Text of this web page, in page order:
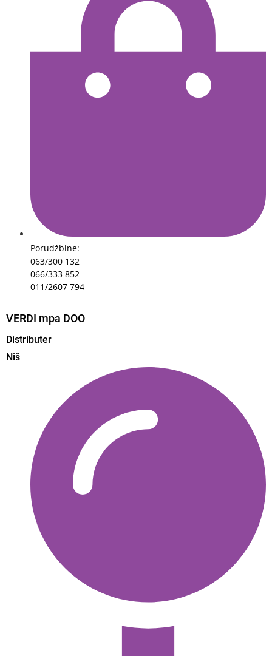
Porudžbine:
063/300 132
066/333 852
011/2607 794
VERDI mpa DOO
Distributer
Niš